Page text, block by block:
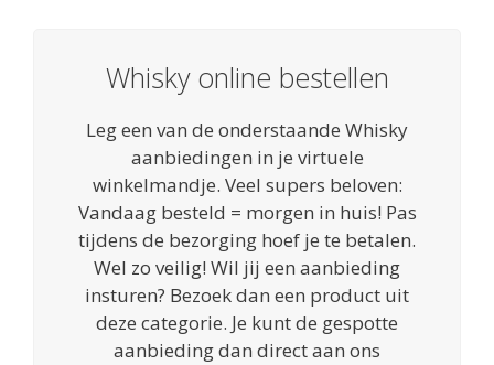
Whisky online bestellen
Leg een van de onderstaande Whisky
aanbiedingen in je virtuele
winkelmandje. Veel supers beloven:
Vandaag besteld = morgen in huis! Pas
tijdens de bezorging hoef je te betalen.
Wel zo veilig! Wil jij een aanbieding
insturen? Bezoek dan een product uit
deze categorie. Je kunt de gespotte
aanbieding dan direct aan ons